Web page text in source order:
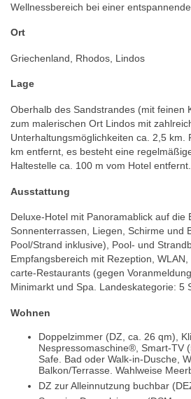
Wellnessbereich bei einer
Ort
Griechenland, Rhodos, Lindos
Lage
Oberhalb des Sandstrandes (mit feinen
zum malerischen Ort Lindos mit
Unterhaltungsmöglichkeiten ca. 2,5 km.
km entfernt, es besteht eine
Haltestelle ca. 100 m vom Hotel entfernt.
Ausstattung
Deluxe-Hotel mit Panoramablick auf die
Sonnenterrassen, Liegen, Schirme und
Pool/Strand inklusive), Pool- und
Empfangsbereich mit Rezeption,
carte-Restaurants (gegen
Minimarkt und Spa. Landeskategorie: 5
Wohnen
Doppelzimmer (DZ, ca. 26 qm),
Nespressomaschine®, Smart-TV
Safe. Bad oder Walk-in-Dusche,
Balkon/Terrasse. Wahlweise
DZ zur Alleinnutzung buchbar